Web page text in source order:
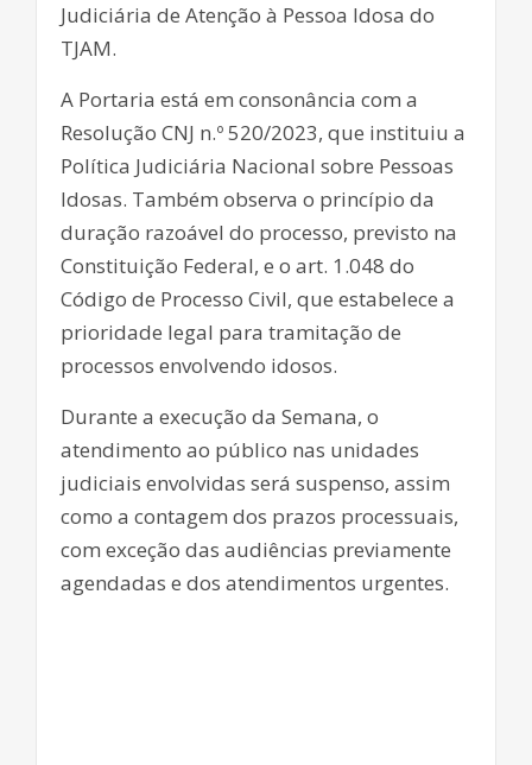
Judiciária de Atenção à Pessoa Idosa do
TJAM.
A Portaria está em consonância com a
Resolução CNJ n.º 520/2023, que instituiu a
Política Judiciária Nacional sobre Pessoas
Idosas. Também observa o princípio da
duração razoável do processo, previsto na
Constituição Federal, e o art. 1.048 do
Código de Processo Civil, que estabelece a
prioridade legal para tramitação de
processos envolvendo idosos.
Durante a execução da Semana, o
atendimento ao público nas unidades
judiciais envolvidas será suspenso, assim
como a contagem dos prazos processuais,
com exceção das audiências previamente
agendadas e dos atendimentos urgentes.